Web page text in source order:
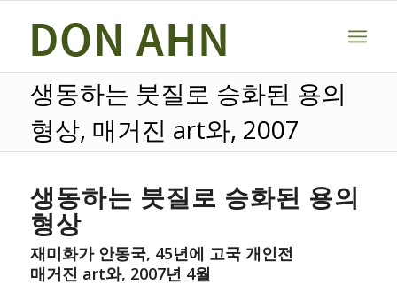
생동하는 붓질로 승화된 용의
형상, 매거진 art와, 2007
생동하는 붓질로 승화된 용의
형상
재미화가 안동국, 45년에 고국 개인전
매거진 art와, 2007년 4월